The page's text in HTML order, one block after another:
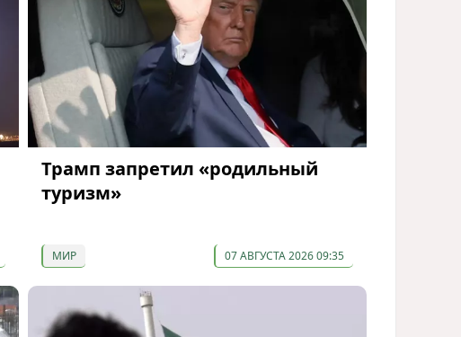
Трамп запретил «родильный
туризм»
МИР 07 АВГУСТА 2026 09:35